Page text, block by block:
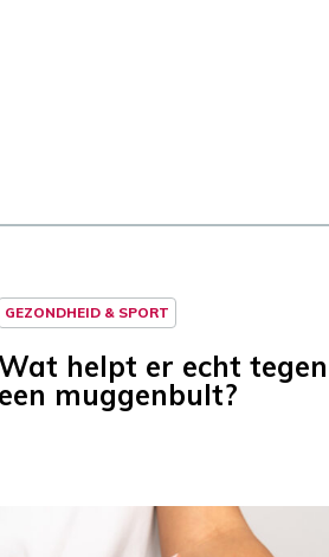
GEZONDHEID & SPORT
helpt er echt tegen
een muggenbult?